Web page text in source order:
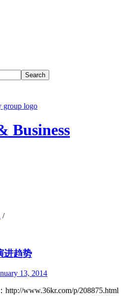
Search
Business
/
进趋势
13, 2014
www.36kr.com/p/208875.html